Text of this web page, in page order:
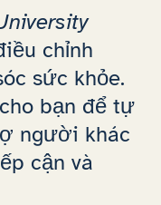
chỉnh
sức khỏe.
bạn để tự
người khác
cận và